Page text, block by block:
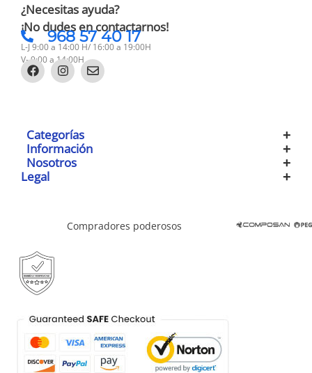
¿Necesitas ayuda?
¡No dudes en contactarnos!
968 57 40 17
L-J 9:00 a 14:00 H/ 16:00 a 19:00H
V- 9:00 a 14:00H
Categorías
Información
Nosotros
Legal
Compradores poderosos